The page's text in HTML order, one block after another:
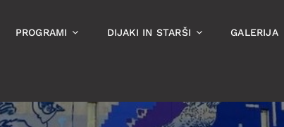
PROGRAMI DIJAKI IN STARŠI GALERIJA